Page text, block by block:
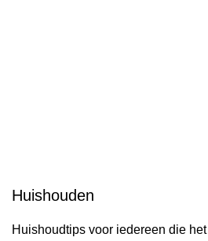
Huishouden
Huishoudtips voor iedereen die